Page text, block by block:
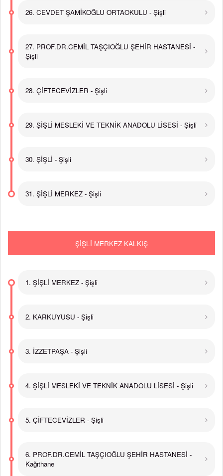
26. CEVDET ŞAMİKOĞLU ORTAOKULU - Şişli
27. PROF.DR.CEMİL TAŞÇIOĞLU ŞEHİR HASTANESİ -
Şişli
28. ÇİFTECEVİZLER - Şişli
29. ŞİŞLİ MESLEKİ VE TEKNİK ANADOLU LİSESİ - Şişli
30. ŞİŞLİ - Şişli
31. ŞİŞLİ MERKEZ - Şişli
ŞİŞLİ MERKEZ KALKIŞ
1. ŞİŞLİ MERKEZ - Şişli
2. KARKUYUSU - Şişli
3. İZZETPAŞA - Şişli
4. ŞİŞLİ MESLEKİ VE TEKNİK ANADOLU LİSESİ - Şişli
5. ÇİFTECEVİZLER - Şişli
6. PROF.DR.CEMİL TAŞÇIOĞLU ŞEHİR HASTANESİ -
Kağıthane